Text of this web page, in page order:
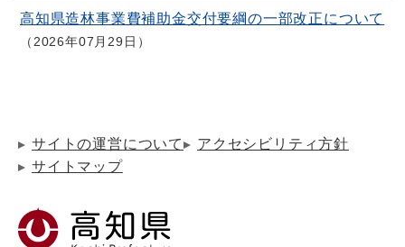
高知県造林事業費補助金交付要綱の一部改正について
2026年07月29日
サイトの運営について
アクセシビリティ方針
サイトマップ